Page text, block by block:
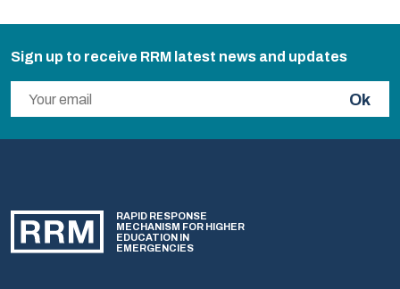
Sign up to receive RRM latest news and updates
Ok
RAPID RESPONSE
MECHANISM FOR HIGHER
EDUCATION IN
EMERGENCIES